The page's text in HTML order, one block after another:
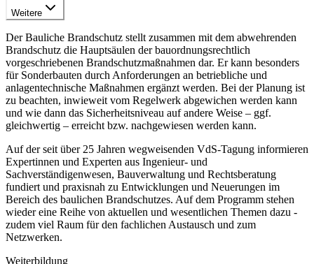
Weitere
Der Bauliche Brandschutz stellt zusammen mit dem abwehrenden
Brandschutz die Hauptsäulen der bauordnungsrechtlich
vorgeschriebenen Brandschutzmaßnahmen dar. Er kann besonders
für Sonderbauten durch Anforderungen an betriebliche und
anlagentechnische Maßnahmen ergänzt werden. Bei der Planung ist
zu beachten, inwieweit vom Regelwerk abgewichen werden kann
und wie dann das Sicherheitsniveau auf andere Weise – ggf.
gleichwertig – erreicht bzw. nachgewiesen werden kann.
Auf der seit über 25 Jahren wegweisenden VdS-Tagung informieren
Expertinnen und Experten aus Ingenieur- und
Sachverständigenwesen, Bauverwaltung und Rechtsberatung
fundiert und praxisnah zu Entwicklungen und Neuerungen im
Bereich des baulichen Brandschutzes. Auf dem Programm stehen
wieder eine Reihe von aktuellen und wesentlichen Themen dazu -
zudem viel Raum für den fachlichen Austausch und zum
Netzwerken.
Weiterbildung